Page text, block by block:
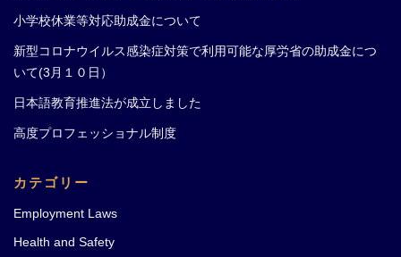
小学校休業等対応助成金について
新型コロナウイルス感染症対策で利用可能な厚労省の助成金につ
いて(3月１０日）
日本語教育推進法が成立しました
高度プロフェッショナル制度
カテゴリー
Employment Laws
Health and Safety